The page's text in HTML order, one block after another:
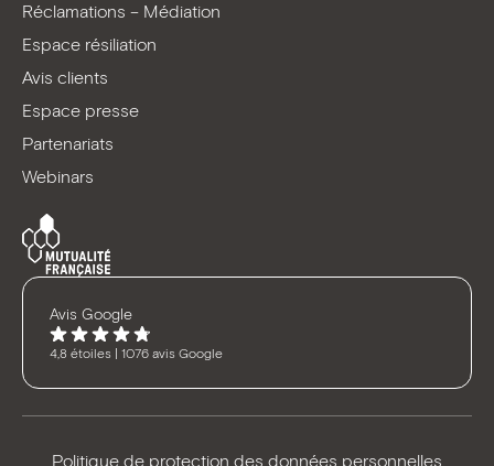
Réclamations – Médiation
Espace résiliation
Avis clients
Espace presse
Partenariats
Webinars
Avis Google
4,8 étoiles | 1076 avis Google
Politique de protection des données personnelles